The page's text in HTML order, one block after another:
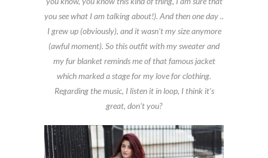
you see what I am talking about!). And then one day ..
I grew up (obviously), and it wasn’t my size anymore
(awful moment). So this outfit with my sweater and
my fur blanket reminds me of that famous jacket
which marked a stage for my love for clothing.
Regarding the music, I listen it in loop, I think it’s
great, don’t you?